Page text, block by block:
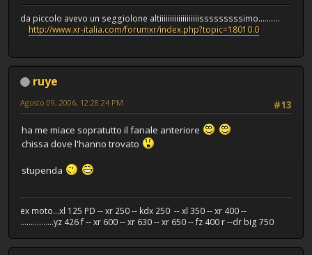
da piccolo avevo un seggiolone altiiiiiiiiiiiiiiiiiiisssssssssimo..........
http://www.xr-italia.com/forumxr/index.php?topic=18010.0
ruye
#13
Agosto 09, 2006, 12:28:24 PM
ha me miace sopratutto il fanale anteriore
chissa dove l'hanno trovato
stupenda
ex moto...xl 125 PD -- xr 250 -- kdx 250 -- xl 350 -- xr 400 --
................yz 426 f -- xr 600 -- xr 630 -- xr 650 -- fz 400 r --dr big 750